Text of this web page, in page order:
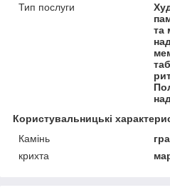
Тип послуги
та
Користувальницькі
Камінь
крихта